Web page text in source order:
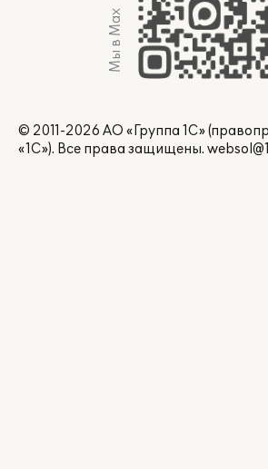
Мы в Max
© 2011-2026 АО «Группа 1С»
«1С»). Все права защищены.